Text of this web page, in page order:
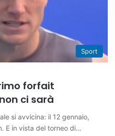
Sport
forfait
ci sarà
si avvicina: il 12 gennaio,
E in vista del torneo di…